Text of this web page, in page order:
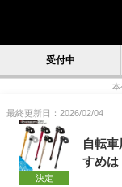
受付中
本
最終更新日：2026/02/04
決定
自転
すめは